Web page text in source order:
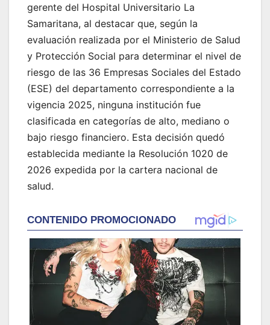
gerente del Hospital Universitario La
Samaritana, al destacar que, según la
evaluación realizada por el Ministerio de Salud
y Protección Social para determinar el nivel de
riesgo de las 36 Empresas Sociales del Estado
(ESE) del departamento correspondiente a la
vigencia 2025, ninguna institución fue
clasificada en categorías de alto, mediano o
bajo riesgo financiero. Esta decisión quedó
establecida mediante la Resolución 1020 de
2026 expedida por la cartera nacional de
salud.